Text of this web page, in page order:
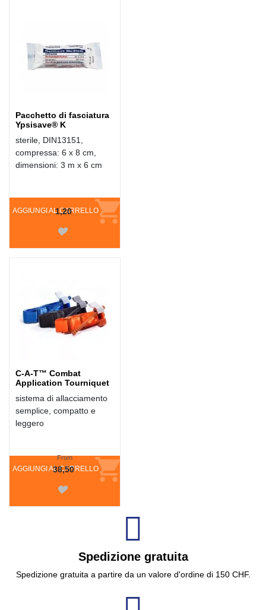
Pacchetto di fasciatura
Ypsisave® K
sterile, DIN13151,
compressa: 6 x 8 cm,
dimensioni: 3 m x 6 cm
AGGIUNGI AL CARRELLO
1,20
C-A-T™ Combat
Application Tourniquet
sistema di allacciamento
semplice, compatto e
leggero
AGGIUNGI AL CARRELLO
From
38,50
Spedizione gratuita
Spedizione gratuita a partire da un valore d'ordine di 150 CHF.